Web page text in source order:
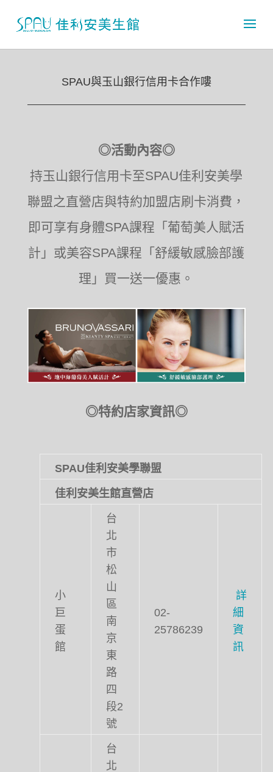
SPAU與玉山銀行信用卡合作嘍
◎活動內容◎
持玉山銀行信用卡至SPAU佳利安美學
聯盟之直營店與特約加盟店刷卡消費，
即可享有身體SPA課程「葡萄美人賦活
計」或美容SPA課程「舒緩敏感臉部護
理」買一送一優惠。
◎特約店家資訊◎
SPAU佳利安美學聯盟
佳利安美生館直營店
小
巨
蛋
館
台
北
市
松
山
區
南
京
東
路
四
段2
號
02-
25786239
詳
細
資
訊
台
北